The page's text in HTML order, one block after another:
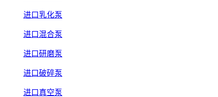
进口乳化泵
进口混合泵
进口研磨泵
进口破碎泵
进口真空泵